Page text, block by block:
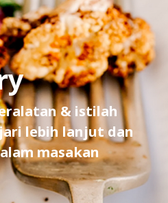
& istilah
lebih lanjut dan
masakan